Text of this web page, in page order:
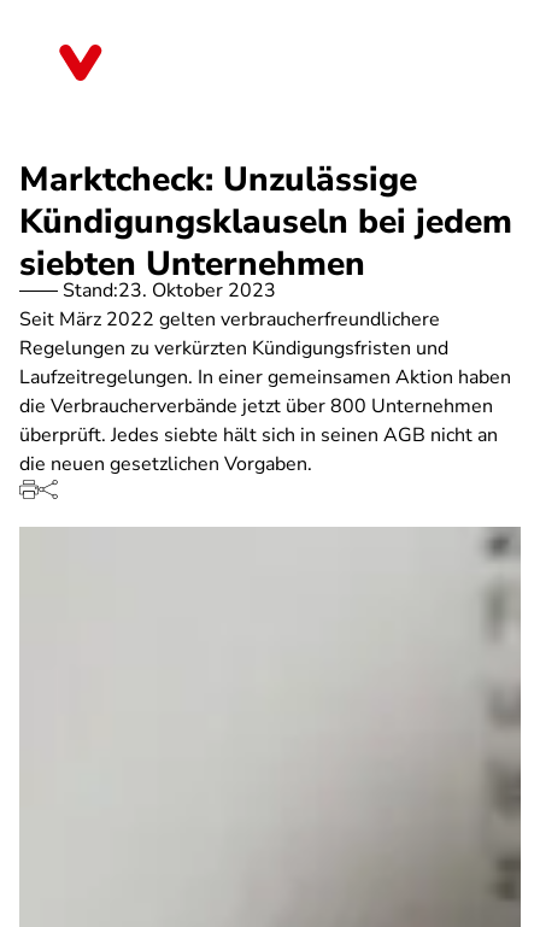
Marktcheck: Unzulässige
Kündigungsklauseln bei jedem
siebten Unternehmen
Stand:23. Oktober 2023
Seit März 2022 gelten verbraucherfreundlichere
Regelungen zu verkürzten Kündigungsfristen und
Laufzeitregelungen. In einer gemeinsamen Aktion haben
die Verbraucherverbände jetzt über 800 Unternehmen
überprüft. Jedes siebte hält sich in seinen AGB nicht an
die neuen gesetzlichen Vorgaben.